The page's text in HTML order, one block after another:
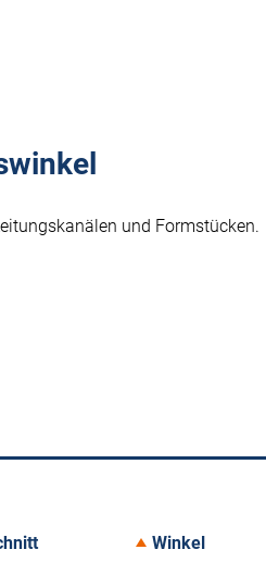
und Formstücken.
Winkel